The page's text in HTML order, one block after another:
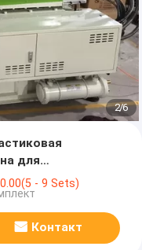
2/6
для
- 9 Sets)
Контакт